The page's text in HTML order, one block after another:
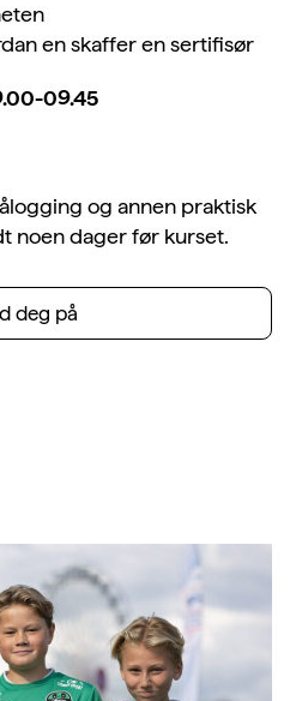
en skaffer en sertifisør
09.45
og annen praktisk
noen dager før kurset.
deg på